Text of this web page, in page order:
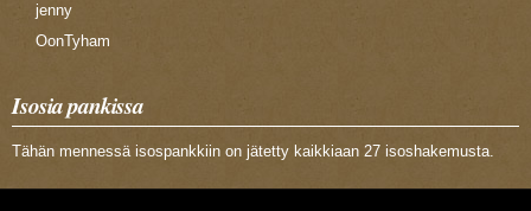
jenny
OonTyham
Isosia pankissa
Tähän mennessä isospankkiin on jätetty kaikkiaan 27 isoshakemusta.